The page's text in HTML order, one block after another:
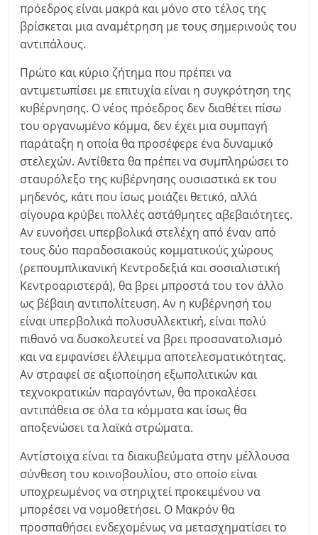
πρόεδρος είναι μακρά και μόνο στο τέλος της
βρίσκεται μια αναμέτρηση με τους σημερινούς του
αντιπάλους.
Πρώτο και κύριο ζήτημα που πρέπει να
αντιμετωπίσει με επιτυχία είναι η συγκρότηση της
κυβέρνησης. Ο νέος πρόεδρος δεν διαθέτει πίσω
του οργανωμένο κόμμα, δεν έχει μια συμπαγή
παράταξη η οποία θα προσέφερε ένα δυναμικό
στελεχών. Αντίθετα θα πρέπει να συμπληρώσει το
σταυρόλεξο της κυβέρνησης ουσιαστικά εκ του
μηδενός, κάτι που ίσως μοιάζει θετικό, αλλά
σίγουρα κρύβει πολλές αστάθμητες αβεβαιότητες.
Αν ευνοήσει υπερβολικά στελέχη από έναν από
τους δύο παραδοσιακούς κομματικούς χώρους
(ρεπουμπλικανική Κεντροδεξιά και σοσιαλιστική
Κεντροαριστερά), θα βρει μπροστά του τον άλλο
ως βέβαιη αντιπολίτευση. Αν η κυβέρνησή του
είναι υπερβολικά πολυσυλλεκτική, είναι πολύ
πιθανό να δυσκολευτεί να βρει προσανατολισμό
και να εμφανίσει έλλειμμα αποτελεσματικότητας.
Αν στραφεί σε αξιοποίηση εξωπολιτικών και
τεχνοκρατικών παραγόντων, θα προκαλέσει
αντιπάθεια σε όλα τα κόμματα και ίσως θα
αποξενώσει τα λαϊκά στρώματα.
Αντίστοιχα είναι τα διακυβεύματα στην μέλλουσα
σύνθεση του κοινοβουλίου, στο οποίο είναι
υποχρεωμένος να στηριχτεί προκειμένου να
μπορέσει να νομοθετήσει. Ο Μακρόν θα
προσπαθήσει ενδεχομένως να μετασχηματίσει το